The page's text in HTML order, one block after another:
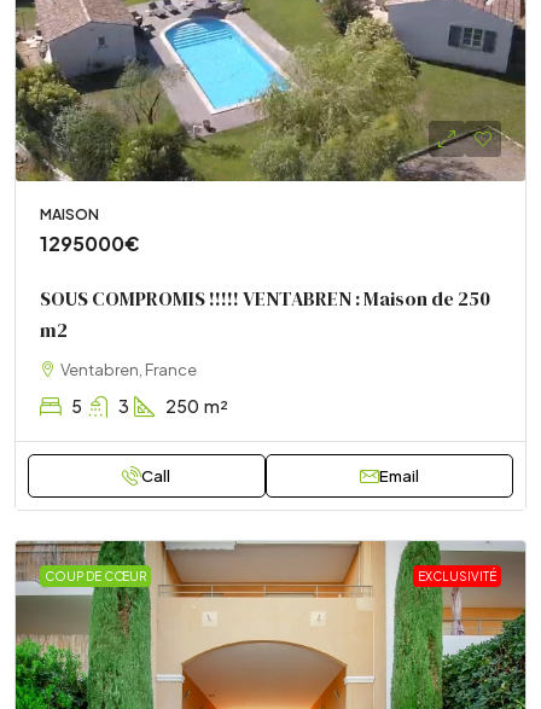
MAISON
1295000€
SOUS COMPROMIS !!!!! VENTABREN : Maison de 250
m2
Ventabren, France
5 3 250 m²
Call Email
COUP DE CŒUR EXCLUSIVITÉ